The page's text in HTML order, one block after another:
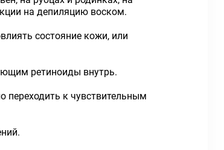
на депиляцию воском.
состояние кожи, или
ретиноиды внутрь.
переходить к чувствительным